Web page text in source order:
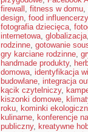
firewall , fitness w domu,
design, food influencerzy
fotografia dziecięca,
internetowa, globalizacja,
rodzinne, gotowanie
gry karciane rodzinne,
handmade produkty,
domowa, identyfikacja
budowlane, integracja
kącik czytelniczy,
kiszonki domowe,
roku, kominki
kulinarne, konferencje
publiczny, kreatywne